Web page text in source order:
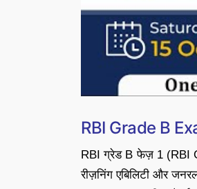
RBI Grade B
RBI ग्रेड B फेज़ 1 (RBI
रीज़निंग एबिलिटी और